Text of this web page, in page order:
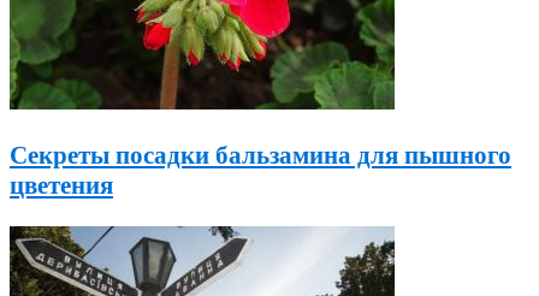
Секреты посадки бальзамина для пышного
цветения